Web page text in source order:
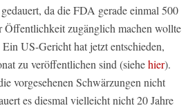
da die FDA gerade einmal 500
Öffentlichkeit zugänglich machen wollte
US-Gericht hat jetzt entschieden,
zu veröffentlichen sind (siehehier).
vorgesehenen Schwärzungen nicht
es diesmal vielleicht nicht 20 Jahre